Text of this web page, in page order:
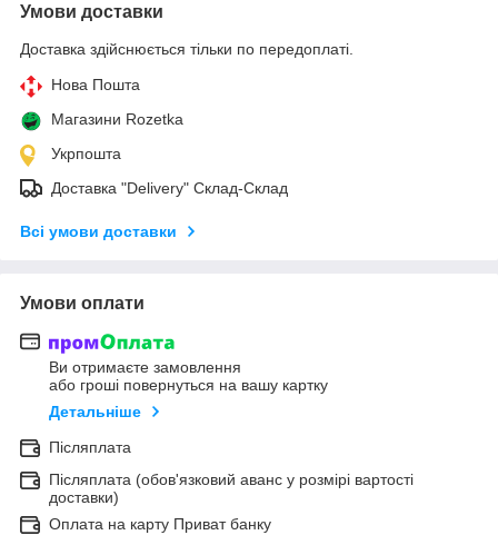
Умови доставки
Доставка здійснюється тільки по передоплаті.
Нова Пошта
Магазини Rozetka
Укрпошта
Доставка "Delivery" Склад-Склад
Всі умови доставки
Умови оплати
Ви отримаєте замовлення
або гроші повернуться на вашу картку
Детальніше
Післяплата
Післяплата (обов'язковий аванс у розмірі вартості
доставки)
Оплата на карту Приват банку